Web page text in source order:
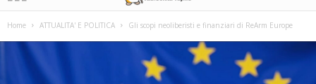
Home ATTUALITA' E POLITICA Gli scopi neoliberisti e finanziari di ReArm Europe